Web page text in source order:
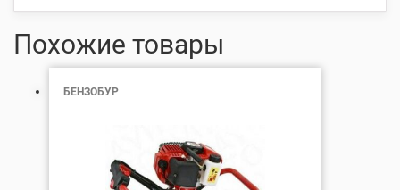
Похожие товары
БЕНЗОБУР